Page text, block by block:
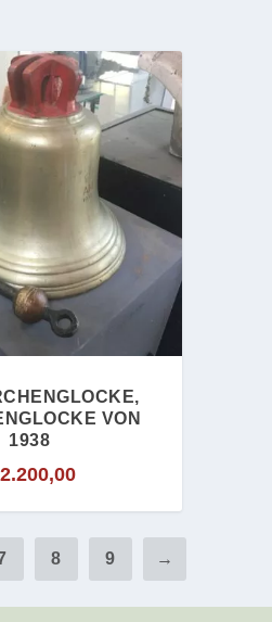
VON
1938
8 9 →